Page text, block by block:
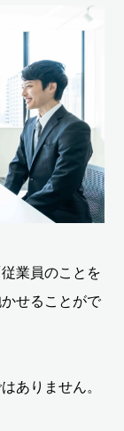
業員のことを
せることがで
ありません。